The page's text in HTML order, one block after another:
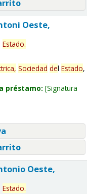
Oeste,
Estado.
Sociedad del Estado,
préstamo: Signatura
Oeste,
Estado.